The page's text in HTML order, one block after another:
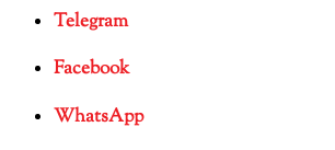
Telegram
Facebook
WhatsApp